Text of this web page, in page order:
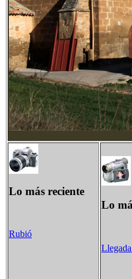
Lo más reciente
Rubió
Lo